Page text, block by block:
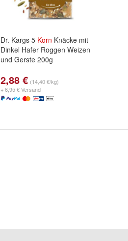
Dr. Kargs 5 Korn Knäcke mit
Dinkel Hafer Roggen Weizen
und Gerste 200g
2,88 € (14,40 €/kg)
+ 6,95 € Versand